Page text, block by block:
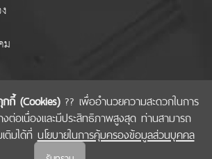
กกี้ (Cookies)?? เพื่ออำนวยความสะดวกในการ
งต่อเนื่องและมีประสิทธิภาพสูงสุด ท่านสามารถ
ติมได้ที่ นโยบายในการคุ้มครองข้อมูลส่วนบุคคล
ม
กงานคณะกรรมการส่งเสริมวิทยาศาสตร์ วิจัยและนวัตกรรม
(สกสว.)